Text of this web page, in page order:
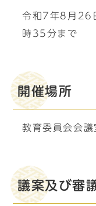
令和7年8月26
時35分まで
開催場所
教育委員会会議
議案及び審